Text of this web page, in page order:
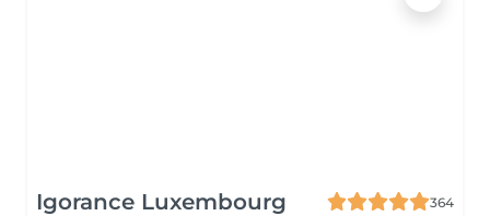
Igorance Luxembourg
364